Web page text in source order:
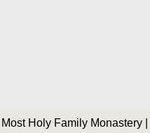
Holy Family Monastery |